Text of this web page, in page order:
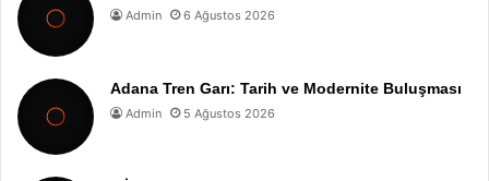
Admin 6 Ağustos 2026
Adana Tren Garı: Tarih ve Modernite Buluşması
Admin 5 Ağustos 2026